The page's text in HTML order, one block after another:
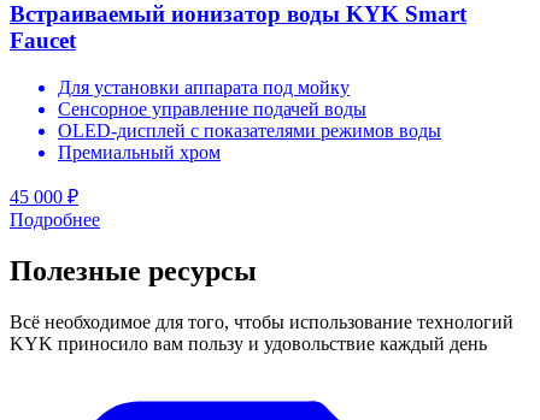
Встраиваемый ионизатор воды KYK Smart
Faucet
Для установки аппарата под мойку
Сенсорное управление подачей воды
OLED-дисплей с показателями режимов воды
Премиальный хром
45 000 ₽
Подробнее
Полезные ресурсы
Всё необходимое для того, чтобы использование технологий
KYK приносило вам пользу и удовольствие каждый день